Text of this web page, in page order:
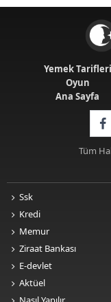
Yemek Tarifleri
Oyun
Ana Sayfa
Tüm
Ssk
Kredi
Memur
Ziraat Bankası
E-devlet
Aktüel